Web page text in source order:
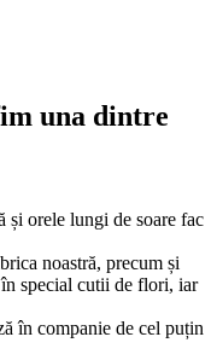
una dintre
și orele lungi de soare fac
noastră, precum și
special cutii de flori, iar
în companie de cel puțin